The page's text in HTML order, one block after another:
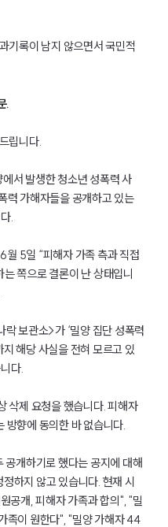
기록이 남지 않으면서 국민적
.
립니다.
서 발생한 청소년 성폭력 사
력 가해자들을 공개하고 있는
.
5일 “피해자 가족 측과 직접
쪽으로 결론이 난 상태입니
보관소>가 ‘밀양 집단 성폭력
해당 사실을 전혀 모르고 있
다.
삭제 요청을 했습니다. 피해자
방향에 동의한 바 없습니다.
개하기로 했다는 공지에 대해
하지 않고 있습니다. 현재 시
공개, 피해자 가족과 합의", "밀
족이 원한다", "밀양 가해자 44